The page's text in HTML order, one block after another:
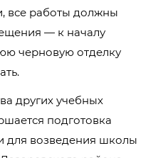
все работы должны
— к началу
черновую отделку
других учебных
подготовка
для возведения школы